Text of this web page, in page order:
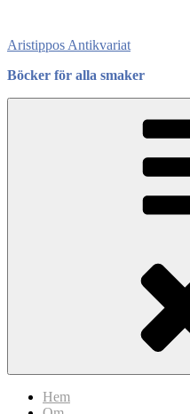
content
Aristippos Antikvariat
Böcker för alla smaker
Hem